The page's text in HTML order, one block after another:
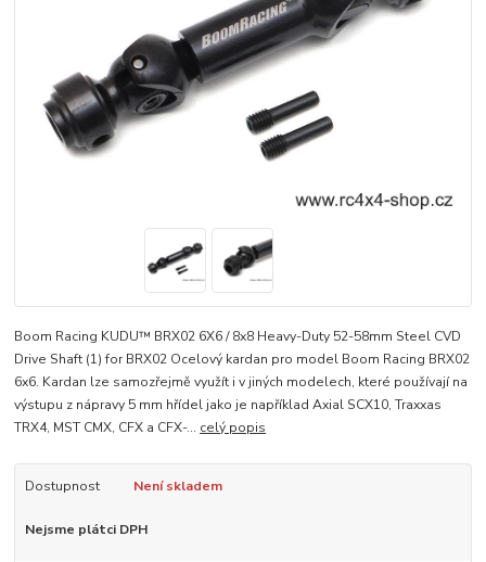
Boom Racing KUDU™ BRX02 6X6 / 8x8 Heavy-Duty 52-58mm Steel CVD
Drive Shaft (1) for BRX02 Ocelový kardan pro model Boom Racing BRX02
6x6. Kardan lze samozřejmě využít i v jiných modelech, které používají na
výstupu z nápravy 5 mm hřídel jako je například Axial SCX10, Traxxas
TRX4, MST CMX, CFX a CFX-... celý popis
Dostupnost Není skladem
Nejsme plátci DPH